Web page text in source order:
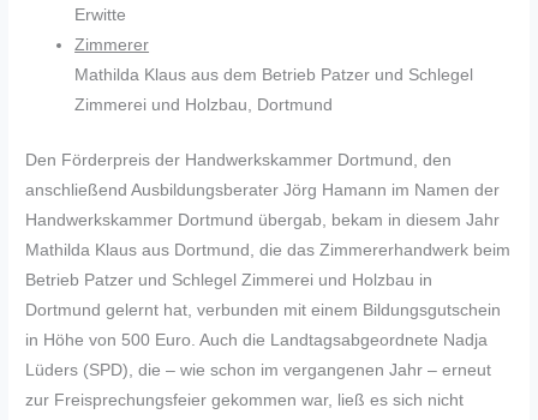
Erwitte
Zimmerer
Mathilda Klaus aus dem Betrieb Patzer und Schlegel
Zimmerei und Holzbau, Dortmund
Den Förderpreis der Handwerkskammer Dortmund, den
anschließend Ausbildungsberater Jörg Hamann im Namen der
Handwerkskammer Dortmund übergab, bekam in diesem Jahr
Mathilda Klaus aus Dortmund, die das Zimmererhandwerk beim
Betrieb Patzer und Schlegel Zimmerei und Holzbau in
Dortmund gelernt hat, verbunden mit einem Bildungsgutschein
in Höhe von 500 Euro. Auch die Landtagsabgeordnete Nadja
Lüders (SPD), die – wie schon im vergangenen Jahr – erneut
zur Freisprechungsfeier gekommen war, ließ es sich nicht